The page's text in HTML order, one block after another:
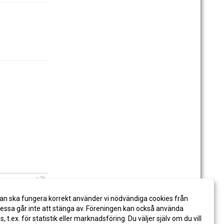
v.36
ska fungera korrekt använder vi nödvändiga cookies från
går inte att stänga av. Föreningen kan också använda
t.ex. för statistik eller marknadsföring. Du väljer själv om du vill